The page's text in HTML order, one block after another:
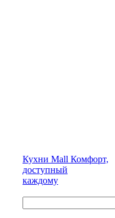
Кухни Mall Комфорт,
доступный
каждому